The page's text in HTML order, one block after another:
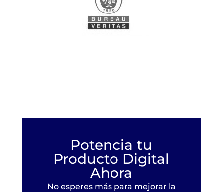
Potencia tu
Producto Digital
Ahora
No esperes más para mejorar la